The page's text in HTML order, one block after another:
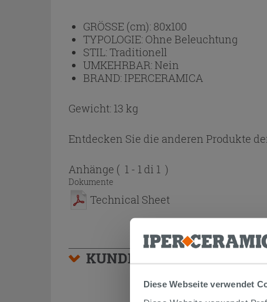
Diese Webseite verwendet
GRÖSSE (cm): 80x100
TYPOLOGIE: Ohne Beleuchtung
STIL:Traditionell
UMKEHRBAR:Nein
BRAND: IPERCERAMICA
Gewicht: 13 kg
Entdecken Sie die anderen Produkte
Anhänge ( 1 - 1 di 1 )
Dokumente
Technical Sheet
KUNDEN, DIE DIESEN